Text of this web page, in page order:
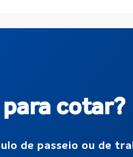
cotar?
de passeio ou de